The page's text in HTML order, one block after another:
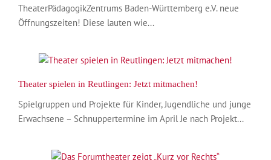
TheaterPädagogikZentrums Baden-Württemberg e.V. neue
Öffnungszeiten! Diese lauten wie...
Theater spielen in Reutlingen: Jetzt mitmachen!
Spielgruppen und Projekte für Kinder, Jugendliche und junge
Erwachsene – Schnuppertermine im April Je nach Projekt...